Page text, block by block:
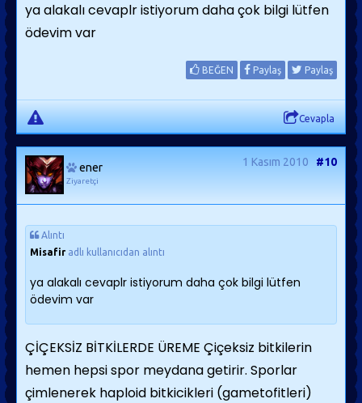
ya alakalı cevaplr istiyorum daha çok bilgi lütfen
ödevim var
BEĞEN Paylaş Paylaş
Cevapla
ener
Ziyaretçi
1 Kasım 2010 #10
Alıntı
Misafir adlı kullanıcıdan alıntı
ya alakalı cevaplr istiyorum daha çok bilgi lütfen
ödevim var
ÇİÇEKSİZ BİTKİLERDE ÜREME Çiçeksiz bitkilerin
hemen hepsi spor meydana getirir. Sporlar
çimlenerek haploid bitkicikleri (gametofitleri)